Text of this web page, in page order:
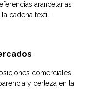
arancelarias
cadena textil-
comerciales
y certeza en la